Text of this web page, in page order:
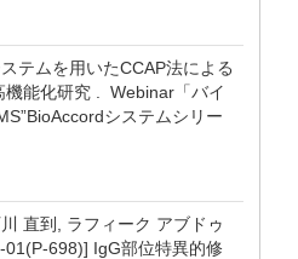
テムを用いたCCAP法による
機能化研究 . Webinar「バイ
システムシリー
直到, ラフィーク アブドゥ
698)] IgG部位特異的修